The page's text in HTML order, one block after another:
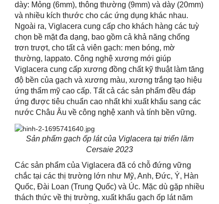
dày: Mỏng (6mm), thông thường (9mm) và dày (20mm)
và nhiều kích thước cho các ứng dụng khác nhau.
Ngoài ra, Viglacera cung cấp cho khách hàng các tuỳ
chọn bề mặt đa dạng, bao gồm cả khả năng chống
trơn trượt, cho tất cả viên gạch: men bóng, mờ
thường, lappato. Công nghệ xương mới giúp
Viglacera cung cấp xương đồng chất kỹ thuật làm tăng
độ bền của gạch và xương màu, xương trắng tạo hiệu
ứng thẩm mỹ cao cấp. Tất cả các sản phẩm đều đáp
ứng được tiêu chuẩn cao nhất khi xuất khẩu sang các
nước Châu Âu về công nghệ xanh và tính bền vững.
Sản phẩm gạch ốp lát của Viglacera tại triểnlãm
Cersaie 2023
Các sản phẩm của Viglacera đã có chỗ đứng vững
chắc tại các thị trường lớn như Mỹ, Anh, Đức, Ý, Hàn
Quốc, Đài Loan (Trung Quốc) và Úc. Mặc dù gặp nhiều
thách thức về thị trường, xuất khẩu gạch ốp lát năm